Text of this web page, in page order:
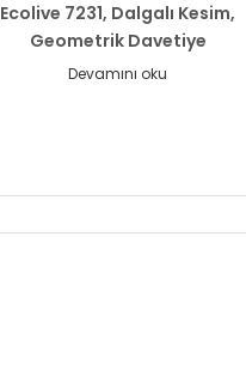
Ecolive 7231, Dalgalı Kesim,
Geometrik Davetiye
Devamını oku